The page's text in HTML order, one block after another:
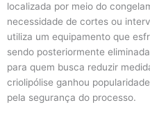
localizada por meio do
necessidade de cortes ou
utiliza um equipamento que
sendo posteriormente
para quem busca reduzir
criolipólise ganhou
pela segurança do processo.